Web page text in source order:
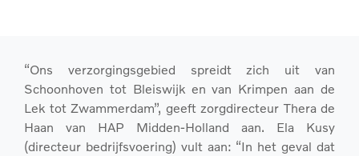
“Ons verzorgingsgebied spreidt zich uit van
Schoonhoven tot Bleiswijk en van Krimpen aan de
Lek tot Zwammerdam”, geeft zorgdirecteur Thera de
Haan van HAP Midden-Holland aan. Ela Kusy
(directeur bedrijfsvoering) vult aan: “In het geval dat